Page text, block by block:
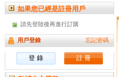
如果您已經是註冊用戶
請先登陸後再進行訂購
用戶登錄 忘記密碼